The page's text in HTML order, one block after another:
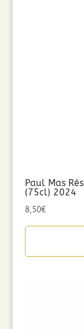
Paul Mas
(75cl) 2024
8,50€